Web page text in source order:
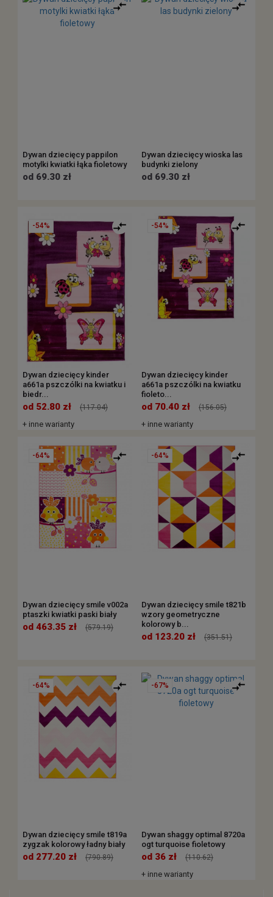
Dywan dziecięcy pappilon
motylki kwiatki łąka fioletowy
od 69.30 zł
Dywan dziecięcy wioska las
budynki zielony
od 69.30 zł
-54%
Dywan dziecięcy kinder
a661a pszczólki na kwiatku i
biedr...
od 52.80 zł (117.04)
+ inne warianty
-54%
Dywan dziecięcy kinder
a661a pszczólki na kwiatku
fioleto...
od 70.40 zł (156.05)
+ inne warianty
-64%
Dywan dziecięcy smile v002a
ptaszki kwiatki paski biały
od 463.35 zł (579.19)
-64%
Dywan dziecięcy smile t821b
wzory geometryczne
kolorowy b...
od 123.20 zł (351.51)
-64%
Dywan dziecięcy smile t819a
zygzak kolorowy ładny biały
od 277.20 zł (790.89)
-67%
Dywan shaggy optimal 8720a
ogt turquoise fioletowy
od 36 zł (110.62)
+ inne warianty